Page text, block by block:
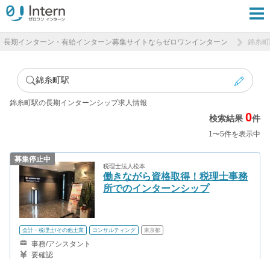
長期インターン・有給インターン募集サイトならゼロワンインターン 錦糸
錦糸町駅
錦糸町駅の長期インターンシップ求人情報
検索結果0件
1〜5件を表示中
募集停止中
税理士法人松本
働きながら資格取得！税理士事務
所でのインターンシップ
会計・税理士/その他士業 コンサルティング 東京都
事務/アシスタント
要確認